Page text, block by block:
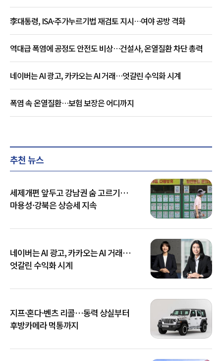
李대통령, ISA·주가누르기법 재검토 지시…여야 공방 격화
역대급 폭염에 공정도 안전도 비상…건설사, 온열질환 차단 총력
네이버는 AI 광고, 카카오는 AI 거래…엇갈린 수익화 시계
폭염 속 온열질환…보험 보장은 어디까지
추천 뉴스
세제개편 앞두고 강남권 숨 고르기…
마용성·강북은 상승세 지속
네이버는 AI 광고, 카카오는 AI 거래…
엇갈린 수익화 시계
지프·혼다·벤츠 리콜…동력 상실부터
후방카메라 먹통까지